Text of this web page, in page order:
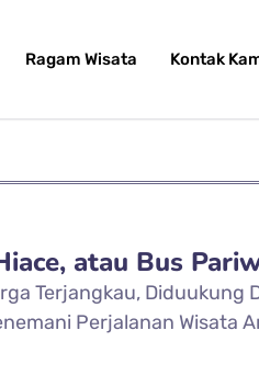
Ragam Wisata Kontak
atau Bus
Terjangkau, Diduukung
Perjalanan Wisata